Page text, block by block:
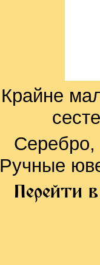
Крайне
Серебро,
Ручные
Перейти